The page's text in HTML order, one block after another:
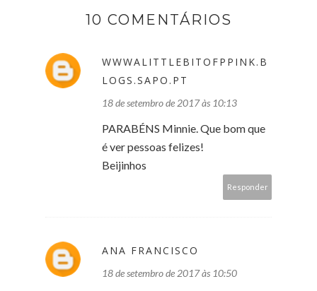
10 COMENTÁRIOS
WWWALITTLEBITOFPPINK.B
LOGS.SAPO.PT
18 de setembro de 2017 às 10:13
PARABÉNS Minnie. Que bom que
é ver pessoas felizes!
Beijinhos
Responder
ANA FRANCISCO
18 de setembro de 2017 às 10:50